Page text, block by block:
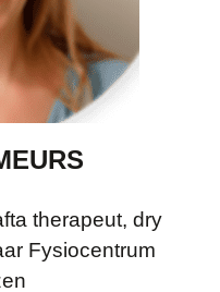
therapeut, dry
Fysiocentrum